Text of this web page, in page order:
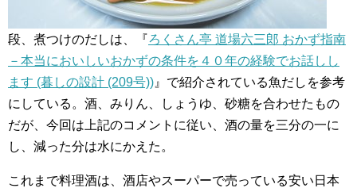
段、煮つけのだしは、『ろくさん亭 道場六三郎 おかず指南
－本当においしいおかずの条件を４０年の経験でお話しし
ます (暮しの設計 (209号)) 』で紹介されている魚だしを参考
にしている。酒、みりん、しょうゆ、砂糖を合わせたもの
だが、今回は上記のコメントに従い、酒の量を三分の一に
し、減った分は水にかえた。
これまで料理酒は、酒店やスーパーで売っている安い日本